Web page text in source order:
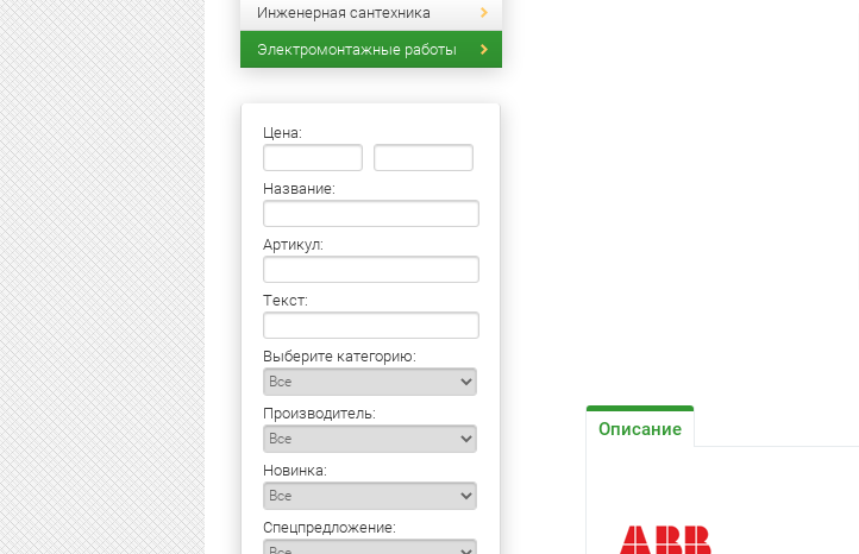
Инженерная сантехника
Электромонтажные работы
Цена:
Название:
Артикул:
Текст:
Выберите категорию:
Производитель:
Новинка:
Спецпредложение:
Описание